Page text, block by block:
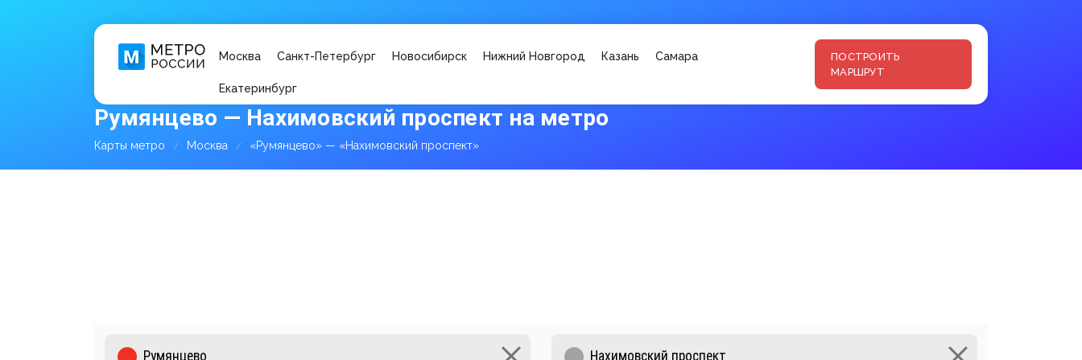
Москва Санкт-Петербург Новосибирск Нижний Новгород Казань Самара
Екатеринбург
ПОСТРОИТЬ
МАРШРУТ
Румянцево — Нахимовский проспект на метро
Карты метро Москва «Румянцево» — «Нахимовский проспект»